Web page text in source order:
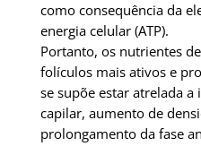
como consequência da
energia celular (ATP).
Portanto, os nutrientes
folículos mais ativos e
se supõe estar atrelada
capilar, aumento de
prolongamento da fase